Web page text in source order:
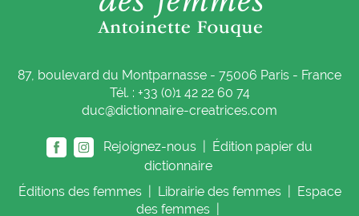
87, boulevard du Montparnasse - 75006 Paris - France
Tél. : +33 (0)1 42 22 60 74
duc@dictionnaire-creatrices.com
Rejoignez-nous |
Édition papier du
dictionnaire
Éditions des femmes Librairie des femmes
Espace
des femmes